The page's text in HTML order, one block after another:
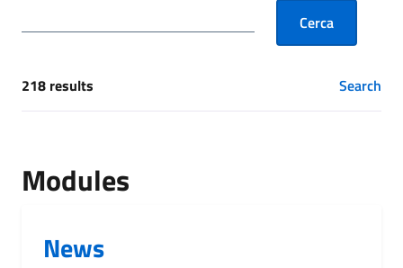
Cerca
[results] results
218 results Search
Modules
News